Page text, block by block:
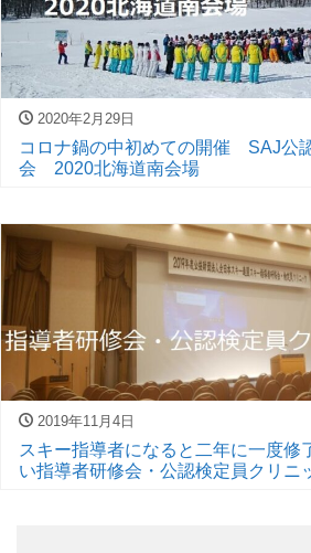
2020年2月29日
コロナ鍋の中初めての開催 SAJ公
会 2020北海道南会場
2019年11月4日
スキー指導者になると二年に一度修
い指導者研修会・公認検定員クリニ